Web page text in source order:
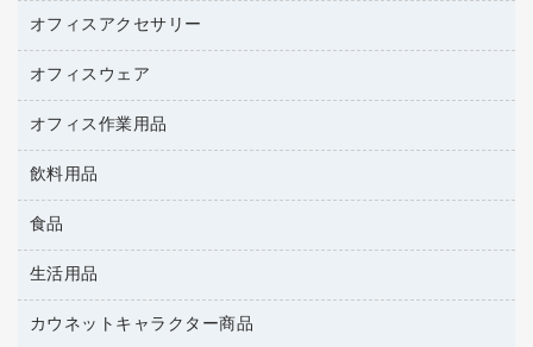
ＵＳＢハブ／ＵＳＢアクセサリー
ＯＡフィルター
ＯＡクリーナー／エアダスター
ＬＡＮケーブル
ＨＤＤ／ＳＳＤ
ディスプレイモニター
コピー機
保管庫・書庫
ロッカー・下駄箱
その他収納
オフィスアクセサリー
オフィスアクセサリー
オフィスウェア
医療・介護・ワーキングウェア
ブラウス・シャツ
アウター
オフィス作業用品
養生用品
防災用品
防災用備蓄食品・飲料
台車・脚立
倉庫収納用品
飲料用品
緑茶飲料
茶葉・インスタント
紅茶・バラエティ飲料
レギュラーコーヒー
食品
食品
菓子
生活用品
浴室用品
カウネットキャラクター商品